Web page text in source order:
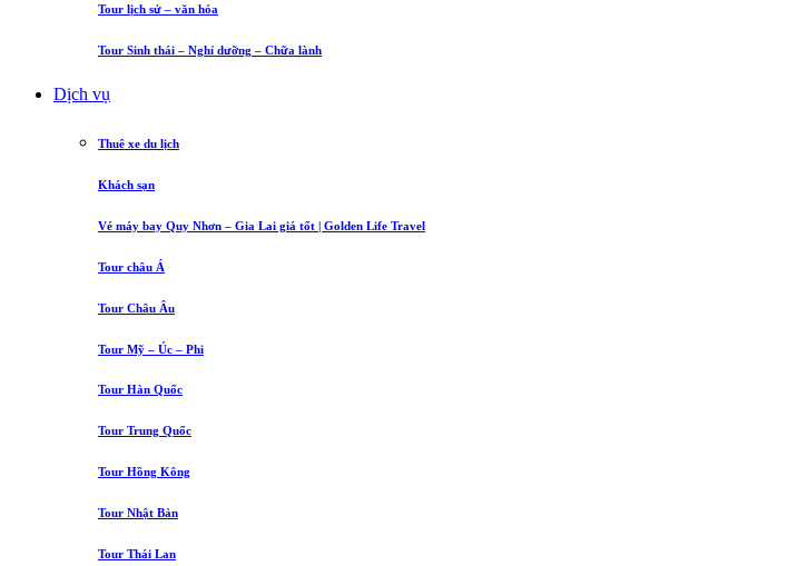
Tour lịch sử – văn hóa
Tour Sinh thái – Nghỉ dưỡng – Chữa lành
Dịch vụ
Thuê xe du lịch
Khách sạn
Vé máy bay Quy Nhơn – Gia Lai giá tốt | Golden Life Travel
Tour châu Á
Tour Châu Âu
Tour Mỹ – Úc – Phi
Tour Hàn Quốc
Tour Trung Quốc
Tour Hồng Kông
Tour Nhật Bản
Tour Thái Lan